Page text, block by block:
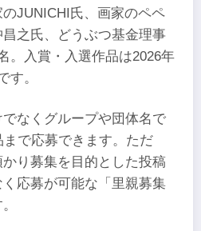
JUNICHI氏、画家のペペ
之氏、どうぶつ基金理事
。入賞・入選作品は2026年
す。
なくグループや団体名で
で応募できます。ただ
り募集を目的とした投稿
応募が可能な「里親募集